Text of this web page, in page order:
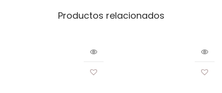
Productos relacionados